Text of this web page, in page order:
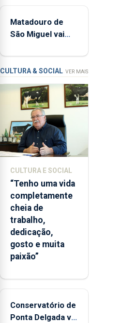
permitindo
reforçar
condições
de
ensino
instituição
Matadouro de
São Miguel vai
requalificação
CULTURA & SOCIAL VER MAIS
CULTURA E SOCIAL
“Tenho uma vida
completamente
cheia de
trabalho,
dedicação,
gosto e muita
paixão”
Conservatório de
Ponta Delgada vai